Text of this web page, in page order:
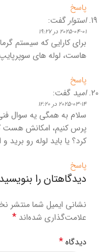
پاسخ
استوار گفت:
2025-04-01 در 19:27
برای کارایی که سیستم
هاست، لوله‌ های
پاسخ
امید گفت:
2025-03-14 در 12:20
سلام به همگی یه سوال
پرس کنیم، امکانش هست که
کرد؟ یا باید لوله رو برید
پاسخ
دیدگاهتان را بنویسید
نشانی ایمیل شما منتشر
علامت‌گذاری شده‌اند *
دیدگاه*